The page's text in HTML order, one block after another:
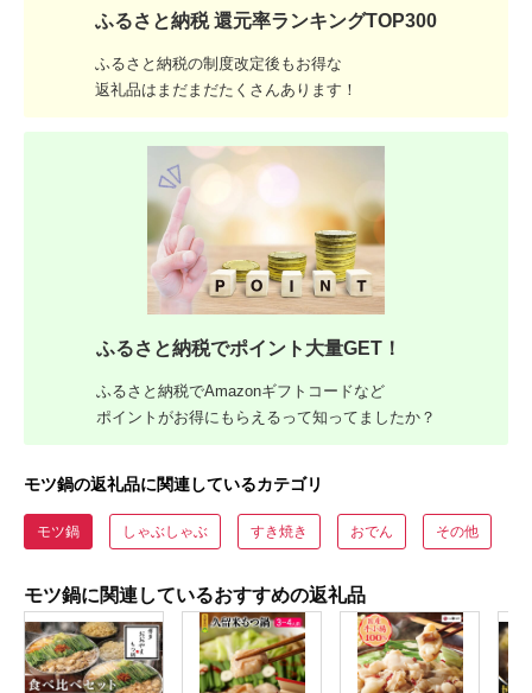
ふるさと納税 還元率ランキングTOP300
ふるさと納税の制度改定後もお得な
返礼品はまだまだたくさんあります！
ふるさと納税でポイント大量GET！
ふるさと納税でAmazonギフトコードなど
ポイントがお得にもらえるって知ってましたか？
モツ鍋の返礼品に関連しているカテゴリ
モツ鍋 しゃぶしゃぶ すき焼き おでん その他
モツ鍋に関連しているおすすめの返礼品